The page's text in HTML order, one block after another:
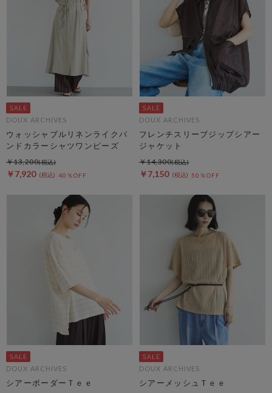
DOUX ARCHIVES
ウォッシャブルリネンライクバ
ンドカラーシャツワンピーズ
￥7,920 40％OFF
￥13,200
DOUX ARCHIVES
フレンチスリーブジップシアー
ジャケット
￥7,150 50％OFF
￥14,300
DOUX ARCHIVES
シアーボーダーＴｅｅ
DOUX ARCHIVES
シアーメッシュＴｅｅ